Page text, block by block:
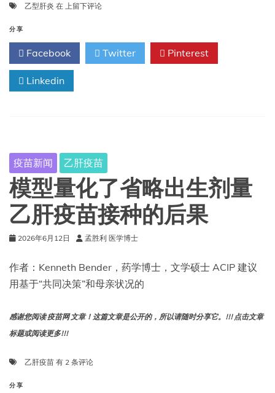
乙型肝炎 在 NaTHNaC
型
肝
炎
上留下评论
分享
Facebook Twitter Pinterest
Linkedin
疫苗新闻 乙肝疫苗
模型量化了省略出生剂量
乙肝疫苗接种的后果
2026年6月12日 孟胜利 医学博士
作者：Kenneth Bender，药学博士，文学硕士 ACIP 建议
用基于“共同决策”和母亲状况的
感谢您阅读 疫苗网 文章！这篇文章是公开的，所以请随时分享它。!!! 点击文章
标题或阅读更多!!!
乙肝疫苗 模
有 2 条评论
分享